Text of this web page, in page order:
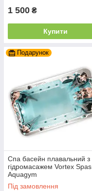
1 500 ₴
Купити
Подарунок
Спа басейн плавальний з
гідромасажем Vortex Spas
Aquagym
Під замовлення